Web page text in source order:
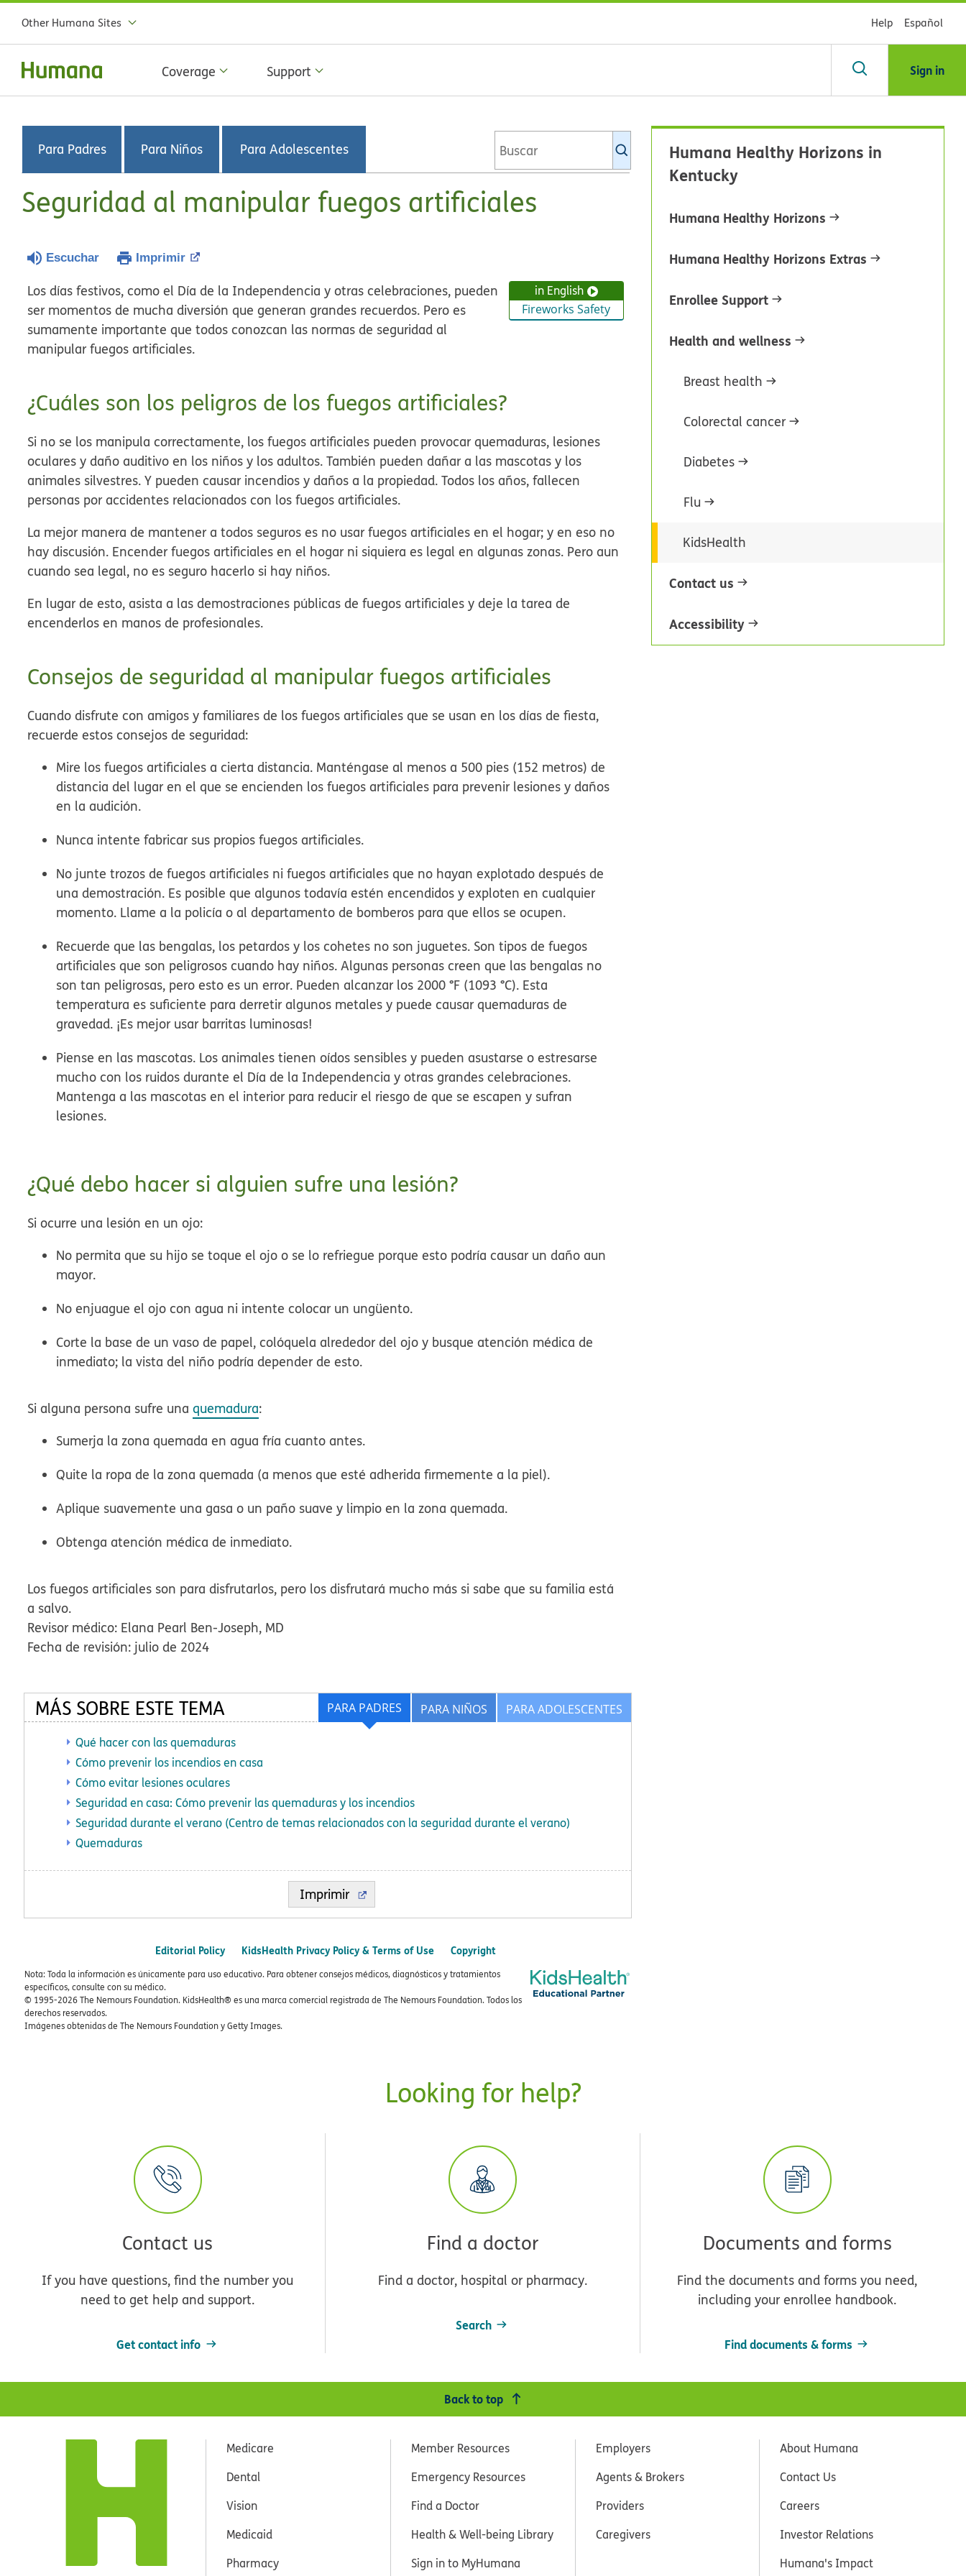
Other Humana Sites Help Español
Coverage Support Sign in
Para Padres Para Niños Para Adolescentes
KidsHealth
Seguridad al manipular fuegos artificiales
Escuchar Imprimir
in English
Fireworks Safety
Los días festivos, como el Día de la Independencia y otras celebraciones, pueden
ser momentos de mucha diversión que generan grandes recuerdos. Pero es
sumamente importante que todos conozcan las normas de seguridad al
manipular fuegos artificiales.
¿Cuáles son los peligros de los fuegos artificiales?
Si no se los manipula correctamente, los fuegos artificiales pueden provocar quemaduras, lesiones
oculares y daño auditivo en los niños y los adultos. También pueden dañar a las mascotas y los
animales silvestres. Y pueden causar incendios y daños a la propiedad. Todos los años, fallecen
personas por accidentes relacionados con los fuegos artificiales.
La mejor manera de mantener a todos seguros es no usar fuegos artificiales en el hogar; y en eso no
hay discusión. Encender fuegos artificiales en el hogar ni siquiera es legal en algunas zonas. Pero aun
cuando sea legal, no es seguro hacerlo si hay niños.
En lugar de esto, asista a las demostraciones públicas de fuegos artificiales y deje la tarea de
encenderlos en manos de profesionales.
Consejos de seguridad al manipular fuegos artificiales
Cuando disfrute con amigos y familiares de los fuegos artificiales que se usan en los días de fiesta,
recuerde estos consejos de seguridad:
Mire los fuegos artificiales a cierta distancia. Manténgase al menos a 500 pies (152 metros) de
distancia del lugar en el que se encienden los fuegos artificiales para prevenir lesiones y daños
en la audición.
Nunca intente fabricar sus propios fuegos artificiales.
No junte trozos de fuegos artificiales ni fuegos artificiales que no hayan explotado después de
una demostración. Es posible que algunos todavía estén encendidos y exploten en cualquier
momento. Llame a la policía o al departamento de bomberos para que ellos se ocupen.
Recuerde que las bengalas, los petardos y los cohetes no son juguetes. Son tipos de fuegos
artificiales que son peligrosos cuando hay niños. Algunas personas creen que las bengalas no
son tan peligrosas, pero esto es un error. Pueden alcanzar los 2000 °F (1093 °C). Esta
temperatura es suficiente para derretir algunos metales y puede causar quemaduras de
gravedad. ¡Es mejor usar barritas luminosas!
Piense en las mascotas. Los animales tienen oídos sensibles y pueden asustarse o estresarse
mucho con los ruidos durante el Día de la Independencia y otras grandes celebraciones.
Mantenga a las mascotas en el interior para reducir el riesgo de que se escapen y sufran
lesiones.
¿Qué debo hacer si alguien sufre una lesión?
Si ocurre una lesión en un ojo:
No permita que su hijo se toque el ojo o se lo refriegue porque esto podría causar un daño aun
mayor.
No enjuague el ojo con agua ni intente colocar un ungüento.
Corte la base de un vaso de papel, colóquela alrededor del ojo y busque atención médica de
inmediato; la vista del niño podría depender de esto.
Si alguna persona sufre unaquemadura:
Sumerja la zona quemada en agua fría cuanto antes.
Quite la ropa de la zona quemada (a menos que esté adherida firmemente a la piel).
Aplique suavemente una gasa o un paño suave y limpio en la zona quemada.
Obtenga atención médica de inmediato.
Los fuegos artificiales son para disfrutarlos, pero los disfrutará mucho más si sabe que su familia está
a salvo.
Revisor médico: Elana Pearl Ben-Joseph, MD
Fecha de revisión: julio de 2024
PARA ADOLESCENTES
PARA NIÑOS
PARA PADRES
MÁS SOBRE ESTE TEMA
Qué hacer con las quemaduras
Cómo prevenir los incendios en casa
Cómo evitar lesiones oculares
Seguridad en casa: Cómo prevenir las quemaduras y los incendios
Seguridad durante el verano (Centro de temas relacionados con la seguridad durante el verano)
Quemaduras
Imprimir
Editorial Policy KidsHealth Privacy Policy & Terms of Use Copyright
Nota: Toda la información es únicamente para uso educativo. Para obtener consejos médicos, diagnósticos y tratamientos
específicos, consulte con su médico.
© 1995-2026 The Nemours Foundation. KidsHealth® es una marca comercial registrada de The Nemours Foundation. Todos los
derechos reservados.
Imágenes obtenidas de The Nemours Foundation y Getty Images.
Humana Healthy Horizons in
Kentucky
Humana Healthy Horizons
Humana Healthy Horizons Extras
Enrollee Support
Health and wellness
Breast health
Colorectal cancer
Diabetes
Flu
KidsHealth
Contact us
Accessibility
Looking for help?
Contact us
If you have questions, find the number you
need to get help and support.
Get contact info
Find a doctor
Find a doctor, hospital or pharmacy.
Search
Documents and forms
Find the documents and forms you need,
including your enrollee handbook.
Find documents & forms
Back to top
Medicare
Dental
Vision
Medicaid
Pharmacy
Member Resources
Emergency Resources
Find a Doctor
Health & Well-being Library
Sign in to MyHumana
Employers
Agents & Brokers
Providers
Caregivers
About Humana
Contact Us
Careers
Investor Relations
Humana's Impact